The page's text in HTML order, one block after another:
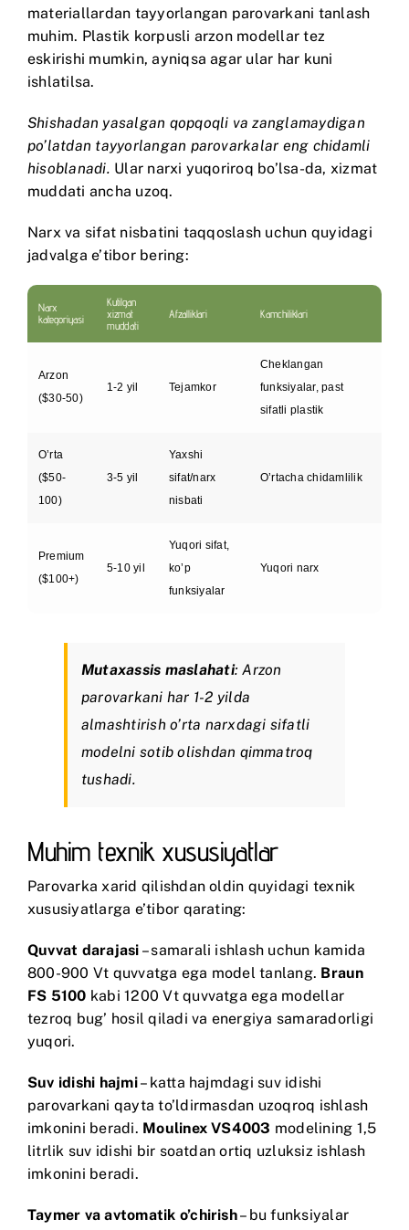
materiallardan tayyorlangan parovarkani tanlash
muhim. Plastik korpusli arzon modellar tez
eskirishi mumkin, ayniqsa agar ular har kuni
ishlatilsa.
Shishadan yasalgan qopqoqli va zanglamaydigan
po’latdan tayyorlangan parovarkalar eng chidamli
hisoblanadi. Ular narxi yuqoriroq bo’lsa-da, xizmat
muddati ancha uzoq.
Narx va sifat nisbatini taqqoslash uchun quyidagi
jadvalga e’tibor bering:
Narx
kategoriyasi
Kutilgan
xizmat
muddati
Afzalliklari Kamchiliklari
Arzon
($30-50)
1-2 yil Tejamkor
Cheklangan
funksiyalar, past
sifatli plastik
O’rta
($50-
100)
3-5 yil
Yaxshi
sifat/narx
nisbati
O’rtacha chidamlilik
Premium
($100+)
5-10 yil
Yuqori sifat,
ko’p
funksiyalar
Yuqori narx
Mutaxassis maslahati: Arzon
parovarkani har 1-2 yilda
almashtirish o’rta narxdagi sifatli
modelni sotib olishdan qimmatroq
tushadi.
Muhim texnik xususiyatlar
Parovarka xarid qilishdan oldin quyidagi texnik
xususiyatlarga e’tibor qarating:
Quvvat darajasi – samarali ishlash uchun kamida
800-900 Vt quvvatga ega model tanlang. Braun
FS 5100 kabi 1200 Vt quvvatga ega modellar
tezroq bug’ hosil qiladi va energiya samaradorligi
yuqori.
Suv idishi hajmi– katta hajmdagi suv idishi
parovarkani qayta to’ldirmasdan uzoqroq ishlash
imkonini beradi. Moulinex VS4003 modelining 1,5
litrlik suv idishi bir soatdan ortiq uzluksiz ishlash
imkonini beradi.
Taymer va avtomatik o’chirish– bu funksiyalar